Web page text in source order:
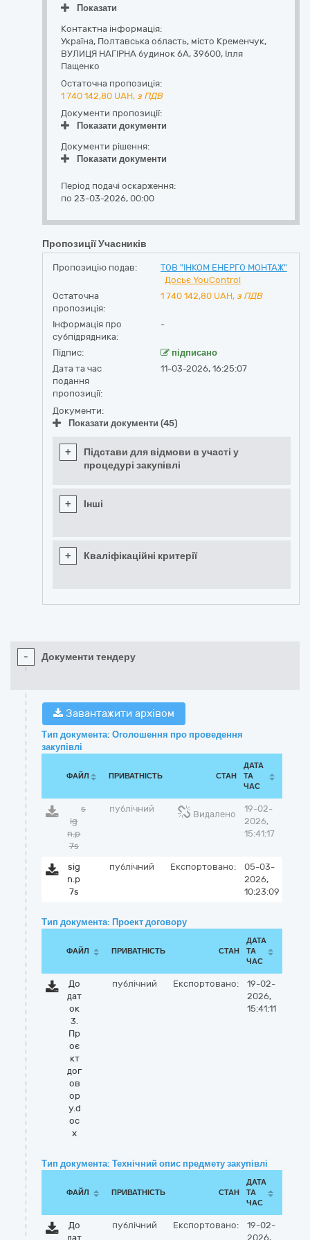
Показати
Контактна інформація:
Україна, Полтавська область, місто Кременчук,
ВУЛИЦЯ НАГІРНА будинок 6А, 39600, Ілля
Пащенко
Остаточна пропозиція:
1 740 142,80 UAH, з ПДВ
Документи пропозиції:
Показати документи
Документи рішення:
Показати документи
Період подачі оскарження:
по 23-03-2026, 00:00
Пропозиції Учасників
Пропозицію подав:
ТОВ "ІНКОМ ЕНЕРГО МОНТАЖ"
Досьє YouControl
Остаточна
пропозиція:
1 740 142,80 UAH, з ПДВ
Інформація про
субпідрядника:
-
Підпис:
підписано
Дата та час
подання
пропозиції:
11-03-2026, 16:25:07
Документи:
Показати документи (45)
+
Підстави для відмови в участі у
процедурі закупівлі
+ Інші
+ Кваліфікаційні критерії
- Документи тендеру
Завантажити архівом
Тип документа: Оголошення про проведення
закупівлі
ФАЙЛ ПРИВАТНІСТЬ СТАН
ДАТА
ТА
ЧАС
s
ig
n.p
7s
публічний
Видалено
19-02-
2026,
15:41:17
sig
n.p
7s
публічний Експортовано:
05-03-
2026,
10:23:09
Тип документа: Проект договору
ФАЙЛ ПРИВАТНІСТЬ СТАН
ДАТА
ТА
ЧАС
До
дат
ок
3.
Пр
оє
кт
дог
ов
ор
у.d
oc
x
публічний Експортовано:
19-02-
2026,
15:41:11
Тип документа: Технічний опис предмету закупівлі
ФАЙЛ ПРИВАТНІСТЬ СТАН
ДАТА
ТА
ЧАС
До
дат
публічний Експортовано:
19-02-
2026,